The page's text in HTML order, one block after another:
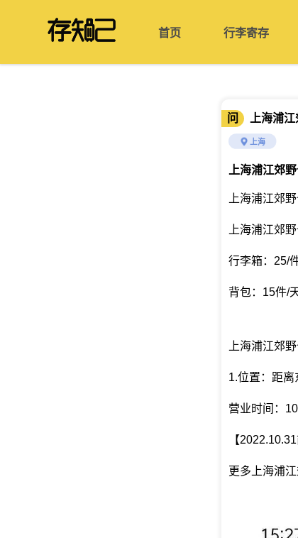
首页 行李寄存
问 上海浦
上海
上海浦江郊
上海浦江郊
上海浦江郊
行李箱：25/
背包：15件/
上海浦江郊
1.位置：距离
营业时间：
【
更多上海浦